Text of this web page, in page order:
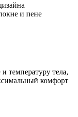
и пене
температуру тела,
комфорт